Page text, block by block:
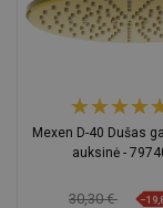
Mexen D-40 Dušas
auksinė -
30,30 €